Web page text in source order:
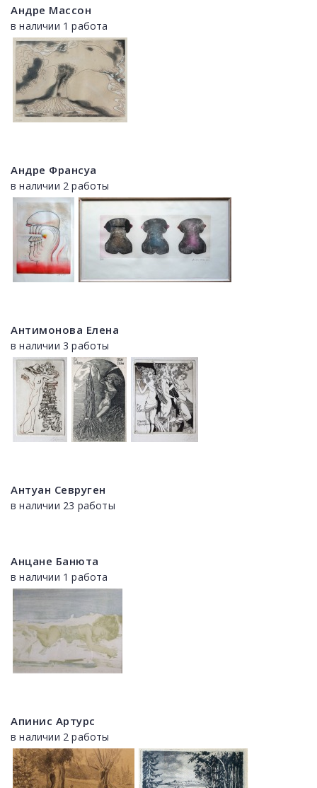
Андре Массон
в наличии 1 работа
Андре Франсуа
в наличии 2 работы
Антимонова Елена
в наличии 3 работы
Антуан Севруген
в наличии 23 работы
Анцане Банюта
в наличии 1 работа
Апинис Артурс
в наличии 2 работы